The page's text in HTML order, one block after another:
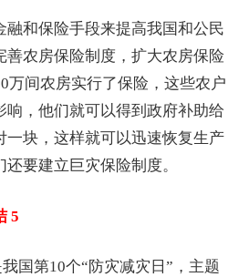
和保险手段来提高我国和公民
善农房保险制度，扩大农房保险
万间农房实行了保险，这些农户
响，他们就可以得到政府补助给
一块，这样就可以迅速恢复生产
要建立巨灾保险制度。
5
第10个“防灾减灾日”，主题